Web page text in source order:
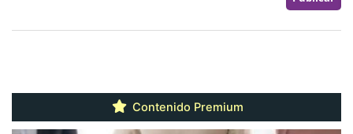
Contenido Premium